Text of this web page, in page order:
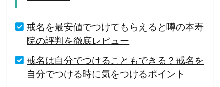
戒名を最安値でつけてもらえると噂の本寿
院の評判を徹底レビュー
戒名は自分でつけることもできる？戒名を
自分でつける時に気をつけるポイント